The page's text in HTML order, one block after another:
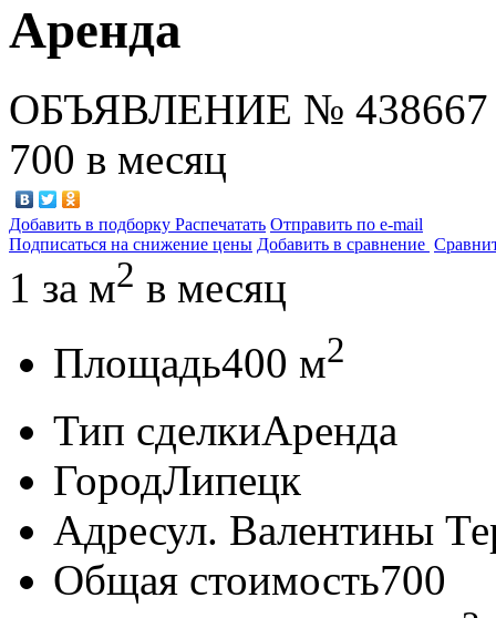
Аренда
ОБЪЯВЛЕНИЕ № 438667
700 в месяц
Добавить в подборку Распечатать Отправить по e-mail
Подписаться на снижение цены Добавить в сравнение
1 за м2 в месяц
Площадь400 м2
Тип сделкиАренда
ГородЛипецк
Адресул. Валентины
Общая стоимость700